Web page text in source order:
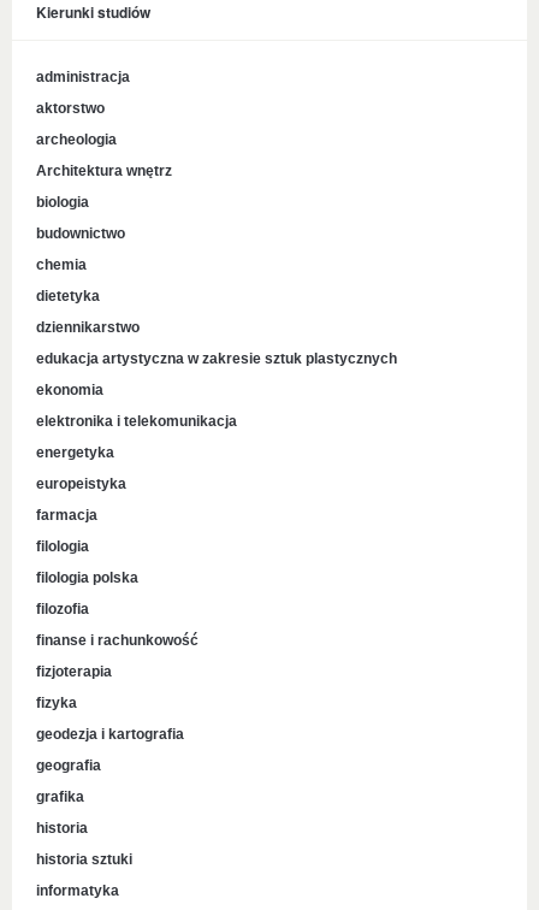
Kierunki studiów
administracja
aktorstwo
archeologia
Architektura wnętrz
biologia
budownictwo
chemia
dietetyka
dziennikarstwo
edukacja artystyczna w zakresie sztuk plastycznych
ekonomia
elektronika i telekomunikacja
energetyka
europeistyka
farmacja
filologia
filologia polska
filozofia
finanse i rachunkowość
fizjoterapia
fizyka
geodezja i kartografia
geografia
grafika
historia
historia sztuki
informatyka